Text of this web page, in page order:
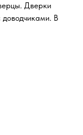
Дверки
В